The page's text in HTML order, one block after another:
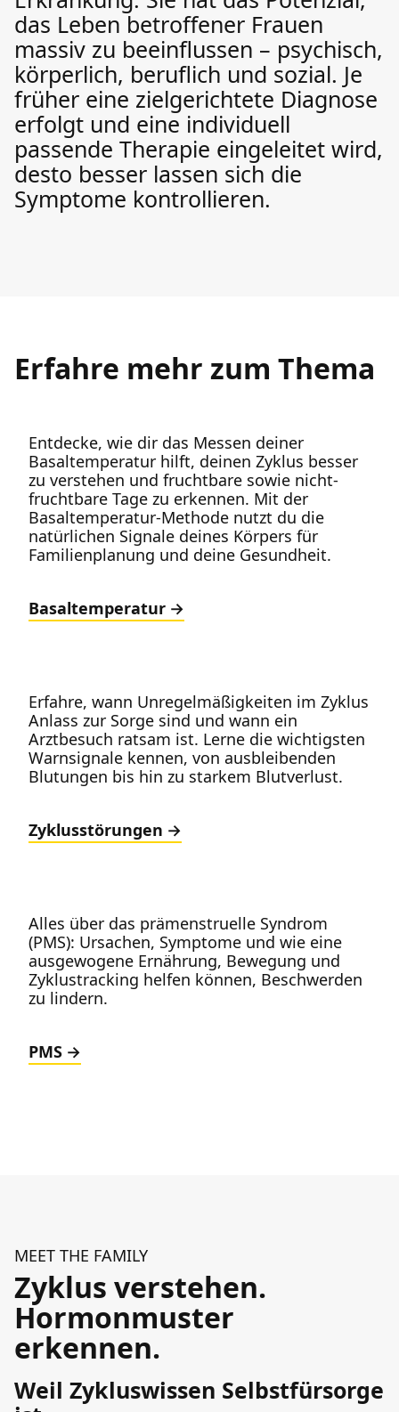
das Leben betroffener Frauen
massiv zu beeinflussen – psychisch,
körperlich, beruflich und sozial. Je
früher eine zielgerichtete Diagnose
erfolgt und eine individuell
passende Therapie eingeleitet wird,
desto besser lassen sich die
Symptome kontrollieren.
Erfahre mehr zum Thema
Entdecke, wie dir das Messen deiner
Basaltemperatur hilft, deinen Zyklus besser
zu verstehen und fruchtbare sowie nicht-
fruchtbare Tage zu erkennen. Mit der
Basaltemperatur-Methode nutzt du die
natürlichen Signale deines Körpers für
Familienplanung und deine Gesundheit.
Basaltemperatur
Erfahre, wann Unregelmäßigkeiten im Zyklus
Anlass zur Sorge sind und wann ein
Arztbesuch ratsam ist. Lerne die wichtigsten
Warnsignale kennen, von ausbleibenden
Blutungen bis hin zu starkem Blutverlust.
Zyklusstörungen
Alles über das prämenstruelle Syndrom
(PMS): Ursachen, Symptome und wie eine
ausgewogene Ernährung, Bewegung und
Zyklustracking helfen können, Beschwerden
zu lindern.
PMS
MEET THE FAMILY
Zyklus verstehen.
Hormonmuster
erkennen.
Weil Zykluswissen Selbstfürsorge